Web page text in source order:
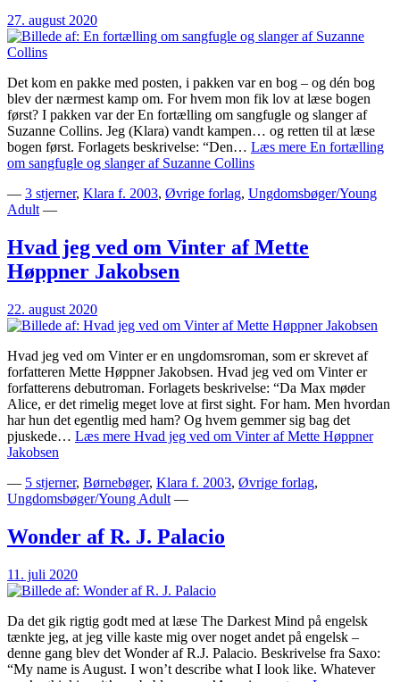
27. august 2020
Det kom en pakke med posten, i pakken var en bog – og dén bog
blev der nærmest kamp om. For hvem mon fik lov at læse bogen
først? I pakken var der En fortælling om sangfugle og slanger af
Suzanne Collins. Jeg (Klara) vandt kampen… og retten til at læse
bogen først. Forlagets beskrivelse: “Den… Læs mere En fortælling
om sangfugle og slanger af Suzanne Collins
— 3 stjerner, Klara f. 2003, Øvrige forlag, Ungdomsbøger/Young
Adult —
Hvad jeg ved om Vinter af Mette
Høppner Jakobsen
22. august 2020
Hvad jeg ved om Vinter er en ungdomsroman, som er skrevet af
forfatteren Mette Høppner Jakobsen. Hvad jeg ved om Vinter er
forfatterens debutroman. Forlagets beskrivelse: “Da Max møder
Alice, er det rimelig meget love at first sight. For ham. Men hvordan
har hun det egentlig med ham? Og hvem gemmer sig bag det
pjuskede… Læs mere Hvad jeg ved om Vinter af Mette Høppner
Jakobsen
— 5 stjerner, Børnebøger, Klara f. 2003, Øvrige forlag,
Ungdomsbøger/Young Adult —
Wonder af R. J. Palacio
11. juli 2020
Da det gik rigtig godt med at læse The Darkest Mind på engelsk
tænkte jeg, at jeg ville kaste mig over noget andet på engelsk –
denne gang blev det Wonder af R.J. Palacio. Beskrivelse fra Saxo:
“My name is August. I won’t describe what I look like. Whatever